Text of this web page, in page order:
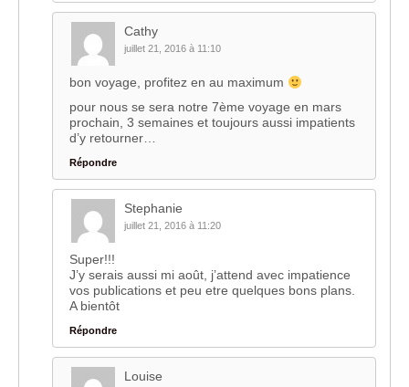
Cathy
juillet 21, 2016 à 11:10
bon voyage, profitez en au maximum
pour nous se sera notre 7ème voyage en mars
prochain, 3 semaines et toujours aussi impatients
d’y retourner…
Répondre
Stephanie
juillet 21, 2016 à 11:20
Super!!!
J’y serais aussi mi août, j’attend avec impatience
vos publications et peu etre quelques bons plans.
A bientôt
Répondre
Louise